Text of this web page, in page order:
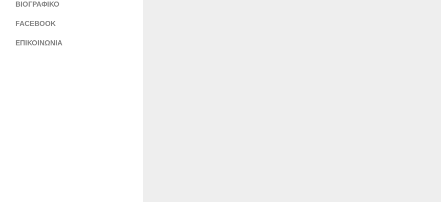
ΒΙΟΓΡΑΦΙΚΟ
FACEBOOK
ΕΠΙΚΟΙΝΩΝΙΑ